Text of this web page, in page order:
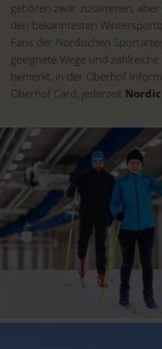
gehören zwar zusammen,
den bekanntesten
Fans der Nordischen
geeignete Wege und
bemerkt, in der Oberhof
Oberhof Card, jederzeit